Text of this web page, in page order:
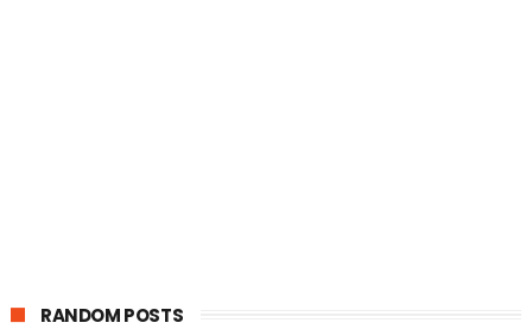
RANDOM POSTS